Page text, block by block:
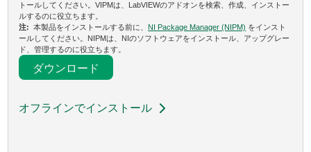
トールしてください。VIPMは、LabVIEWのアドオンを検索、作成、インストー
ルするのに役立ちます。
注:本製品をインストールする前に、 NI Package Manager (NIPM) をインスト
ールしてください。NIPMは、NIのソフトウェアをインストール、アップグレー
ド、管理するのに役立ちます。
ダウンロード
オフラインでインストール